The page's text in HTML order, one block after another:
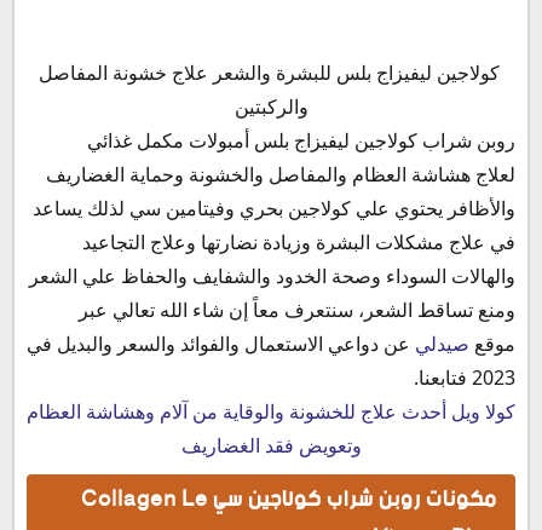
مكونات روبن شراب كولاجين سي Collagen Le Visage Plus
روبن شراب كولاجين صيدلي
فوائد روبن كولاجين لوفيزاج بلس للبشرة
دواعي استخدام روبن كولاجين لوفيزاج بلس للوجه والبشرة
الأعراض الجانبية لدواء كولاجين لوفيزاج بلس النهدي للمفاصل
أضرار كولاجين لوفيزاج بلس النهدي للمفاصل Le Visage Plus
موانع استخدام كولاجين لوفيزاج بلس النهدي للمفاصل
روبن كولاجين سي شراب للخشونة
هل شراب الكولاجين يسمن
جرعة وطريقة استخدام شراب الكولاجين لوفيزاج الاسباني
سعر شراب الكولاجين الالماني البقري في مصر 2023
سعر كولاجين لوفيزاج بلس شراب Collagen Le Visage Plus
في الأردن
سعر روبن شراب كولاجين لوفيزاج بلس 30 زجاجة النهدي في
كولاجين ليفيزاج بلس للبشرة والشعر علاج خشونة المفاصل
والركبتين
روبن شراب كولاجين ليفيزاج بلس أمبولات مكمل غذائي
لعلاج هشاشة العظام والمفاصل والخشونة وحماية الغضاريف
والأظافر يحتوي علي كولاجين بحري وفيتامين سي لذلك يساعد
في علاج مشكلات البشرة وزيادة نضارتها وعلاج التجاعيد
والهالات السوداء وصحة الخدود والشفايف والحفاظ علي الشعر
ومنع تساقط الشعر، سنتعرف معاً إن شاء الله تعالي عبر
موقع صيدلي عن دواعي الاستعمال والفوائد والسعر والبديل في
2023 فتابعنا.
كولا ويل أحدث علاج للخشونة والوقاية من آلام وهشاشة العظام
وتعويض فقد الغضاريف
مكونات روبن شراب كولاجين سي Collagen Le